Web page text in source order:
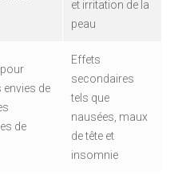
et irritation de la
peau
envies de
de
Effets
secondaires
tels que
nausées, maux
de tête et
insomnie